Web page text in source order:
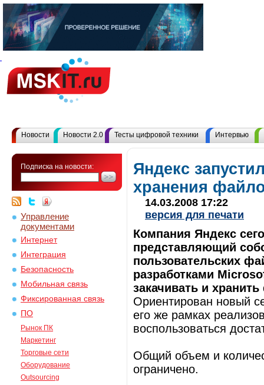
Новости Новости 2.0 Тесты цифровой техники Интервью
Подписка на новости:
Управление
документами
Интернет
Интеграция
Безопасность
Мобильная связь
Фиксированная связь
ПО
Рынок ПК
Маркетинг
Торговые сети
Оборудование
Outsourcing
Яндекс
хранения
14.03.2008 17:22
версия для печати
Компания Яндекс
представляющий
пользовательских
разработками
закачивать и
Ориентирован новый
его же рамках
воспользоваться
Общий объем и
ограничено.